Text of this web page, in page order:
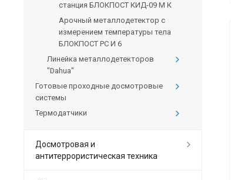
станция БЛОКПОСТ КИД-09 М К
Арочный металлодетектор с
измерением температуры тела
БЛОКПОСТ PC И 6
Линейка металлодетекторов
"Dahua"
Готовые проходные досмотровые
системы
Термодатчики
Досмотровая и
антитеррористическая техника